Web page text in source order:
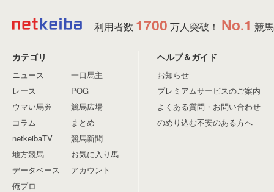
利用者数 1700 万人突破！ No.1 競
カテゴリ
ニュース
レース
ウマい馬券
コラム
netkeibaTV
地方競馬
データベース
俺プロ
一口馬主
POG
競馬広場
まとめ
競馬新聞
お気に入り馬
アカウント
ヘルプ＆ガイド
お知らせ
プレミアムサービスのご案内
よくある質問・お問い合わせ
のめり込む不安のある方へ